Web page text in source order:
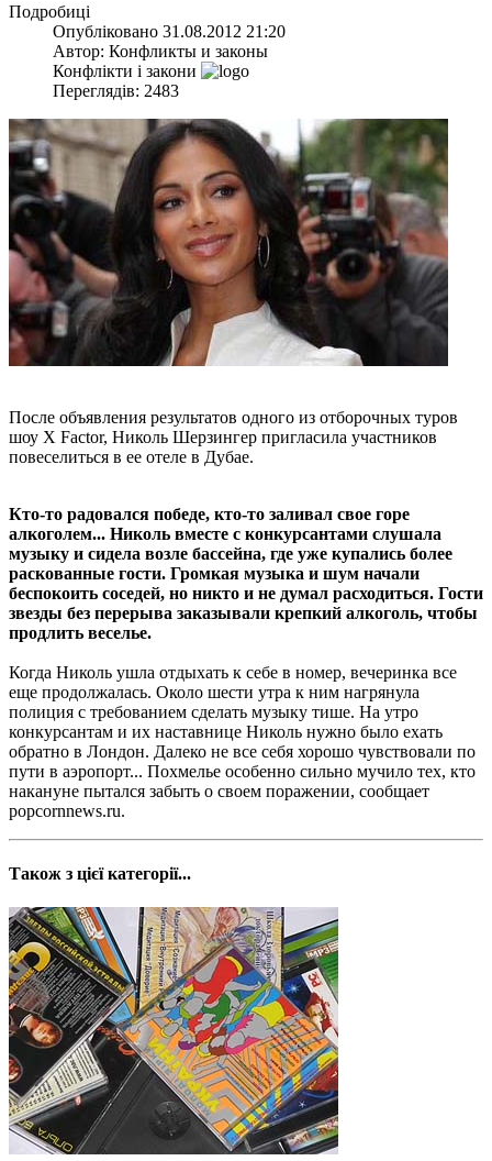
Подробиці
Опубліковано 31.08.2012 21:20
Автор: Конфликты и законы
Конфлікти і закони
Переглядів: 2483
После объявления результатов одного из отборочных туров
шоу X Factor, Николь Шерзингер пригласила участников
повеселиться в ее отеле в Дубае.
Кто-то радовался победе, кто-то заливал свое горе
алкоголем... Николь вместе с конкурсантами слушала
музыку и сидела возле бассейна, где уже купались более
раскованные гости. Громкая музыка и шум начали
беспокоить соседей, но никто и не думал расходиться. Гости
звезды без перерыва заказывали крепкий алкоголь, чтобы
продлить веселье.
Когда Николь ушла отдыхать к себе в номер, вечеринка все
еще продолжалась. Около шести утра к ним нагрянула
полиция с требованием сделать музыку тише. На утро
конкурсантам и их наставнице Николь нужно было ехать
обратно в Лондон. Далеко не все себя хорошо чувствовали по
пути в аэропорт... Похмелье особенно сильно мучило тех, кто
накануне пытался забыть о своем поражении, сообщает
popcornnews.ru.
Також з цієї категорії...